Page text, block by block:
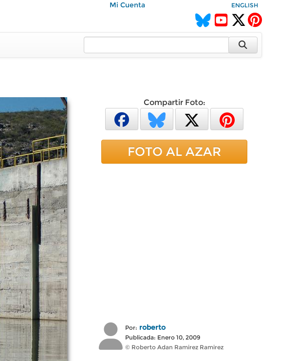
Mi Cuenta ENGLISH
Compartir Foto:
FOTO AL AZAR
Por: roberto
Publicada: Enero 10, 2009
© Roberto Adan Ramirez Ramirez